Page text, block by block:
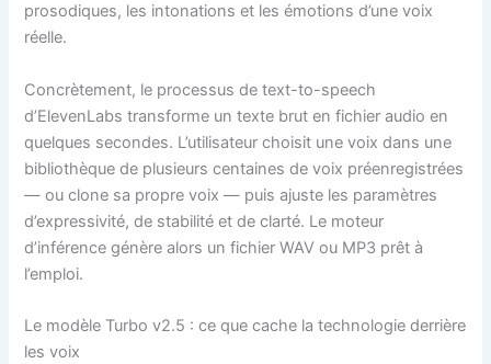
prosodiques, les intonations et les émotions d’une voix
réelle.
Concrètement, le processus de text-to-speech
d’ElevenLabs transforme un texte brut en fichier audio en
quelques secondes. L’utilisateur choisit une voix dans une
bibliothèque de plusieurs centaines de voix préenregistrées
— ou clone sa propre voix — puis ajuste les paramètres
d’expressivité, de stabilité et de clarté. Le moteur
d’inférence génère alors un fichier WAV ou MP3 prêt à
l’emploi.
Le modèle Turbo v2.5 : ce que cache la technologie derrière
les voix